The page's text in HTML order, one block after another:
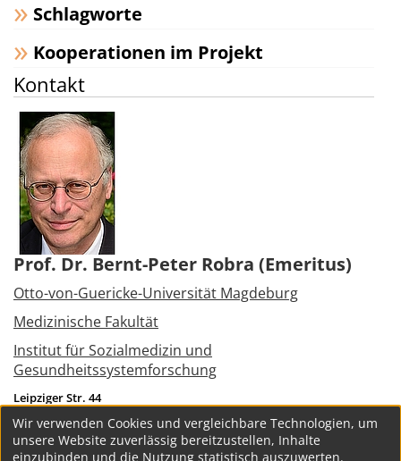
Schlagworte
Kooperationen im Projekt
Kontakt
Prof. Dr. Bernt-Peter Robra (Emeritus)
Otto-von-Guericke-Universität Magdeburg
Medizinische Fakultät
Institut für Sozialmedizin und
Gesundheitssystemforschung
Leipziger Str. 44
39120
Magdeburg
Tel.:
+49 391 6724300
bernt-peter.robra(at)med.ovgu.de
Wir verwenden Cookies und vergleichbare Technologien, um
unsere Website zuverlässig bereitzustellen, Inhalte
einzubinden und die Nutzung statistisch auszuwerten.